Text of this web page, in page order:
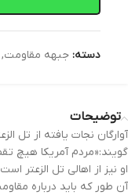
دسته: جبهه مقاومت,
توضیحات
آوارگان نجات یافته از تل
گویند:«مردم آمریکا هیچ
او نیز از اهالی تل الزعتر
آن طور که باید درباره